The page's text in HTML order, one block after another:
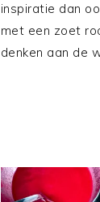
inspiratie dan
met een zoet
denken aan de